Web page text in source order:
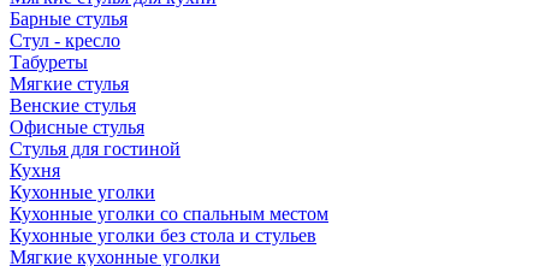
Барные стулья
Стул - кресло
Табуреты
Мягкие стулья
Венские стулья
Офисные стулья
Стулья для гостиной
Кухня
Кухонные уголки
Кухонные уголки со спальным местом
Кухонные уголки без стола и стульев
Мягкие кухонные уголки